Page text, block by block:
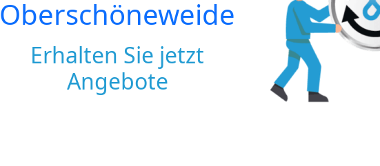
Oberschöneweide
Erhalten Sie jetzt
Angebote